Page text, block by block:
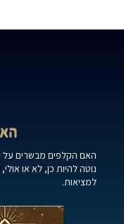
האם הקלפים מבשרים על
נוטה להיות כן, לא או
למציאות.